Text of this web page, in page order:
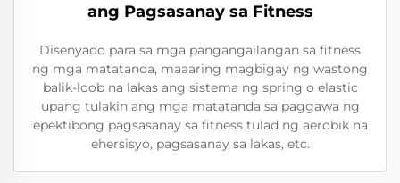
ang Pagsasanay sa Fitness
Disenyado para sa mga pangangailangan sa fitness
ng mga matatanda, maaaring magbigay ng wastong
balik-loob na lakas ang sistema ng spring o elastic
upang tulakin ang mga matatanda sa paggawa ng
epektibong pagsasanay sa fitness tulad ng aerobik na
ehersisyo, pagsasanay sa lakas, etc.